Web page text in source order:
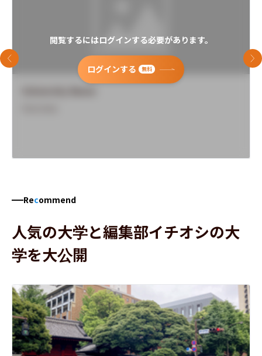
閲覧するにはログインする必要があります。
ログインする 無料
前のスライド 次
Recommend
人気の大学と編集部イチオシの大
学を大公開